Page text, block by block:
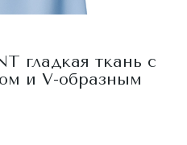
гладкая ткань с
и V-образным